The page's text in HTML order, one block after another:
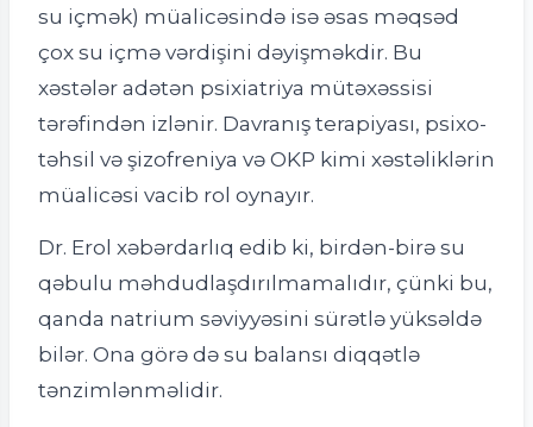
su içmək) müalicəsində isə əsas məqsəd
çox su içmə vərdişini dəyişməkdir. Bu
xəstələr adətən psixiatriya mütəxəssisi
tərəfindən izlənir. Davranış terapiyası, psixo-
təhsil və şizofreniya və OKP kimi xəstəliklərin
müalicəsi vacib rol oynayır.
Dr. Erol xəbərdarlıq edib ki, birdən-birə su
qəbulu məhdudlaşdırılmamalıdır, çünki bu,
qanda natrium səviyyəsini sürətlə yüksəldə
bilər. Ona görə də su balansı diqqətlə
tənzimlənməlidir.